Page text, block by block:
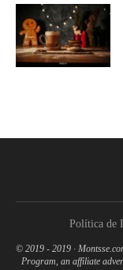
Política de
© 2019 - 2019 ·
Program, an affiliate